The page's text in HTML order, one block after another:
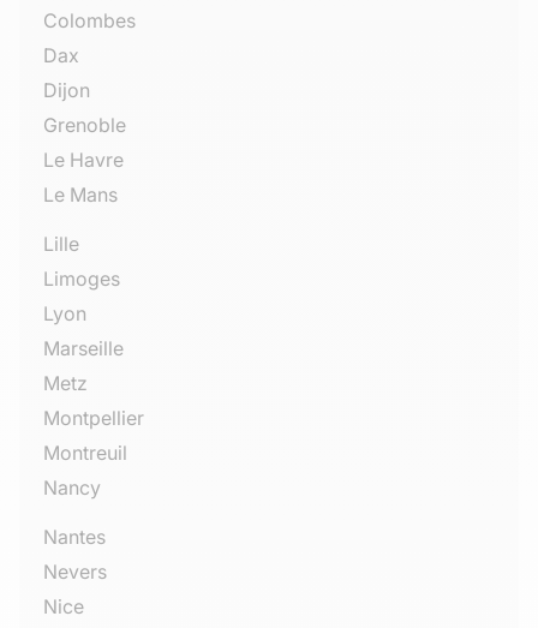
Colombes
Dax
Dijon
Grenoble
Le Havre
Le Mans
Lille
Limoges
Lyon
Marseille
Metz
Montpellier
Montreuil
Nancy
Nantes
Nevers
Nice